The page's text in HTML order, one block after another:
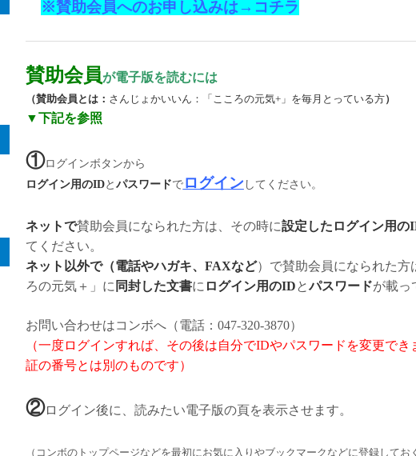
※賛助会員へのお申し込みは→コチラ
賛助会員が電子版を読むには
（賛助会員とは： さんじょかいいん：「こころの元気+」を毎月とっている方）
▼下記を参照
①ログインボタンから
ログイン用のIDと パスワードでログイン してください。
ネットで賛助会員になられた方は、その時に設定したログイン用の
てください。
ネット以外で（電話やハガキ、FAXなど）で賛助会員になられた方
ろの元気＋」に 同封した文書に ログイン用のIDとパスワードが載っ
お問い合わせはコンボへ（電話：047-320-3870）
（一度ログインすれば、その後は自分でIDやパスワードを変更で
証の番号とは別のものです）
②ログイン後に、読みたい電子版の頁を表示させます。
（コンボのトップページなどを最初にお気に入りやブックマークなどに登録して